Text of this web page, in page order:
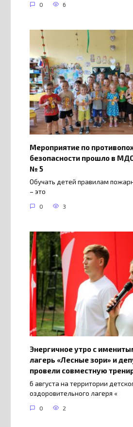
0 6
Мероприятие по
безопасности прошло в
№ 5
Обучать детей правилам
– это
0 3
Энергичное утро с
лагерь «Лесные зори» и
провели совместную
6 августа на территории
оздоровительного лагеря «
0 2